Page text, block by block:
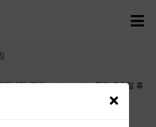
객센터 (평일 10:00~16:00, 주말·공휴일 휴
상호명 : (주)이너빅스 대표자 : 옥승현